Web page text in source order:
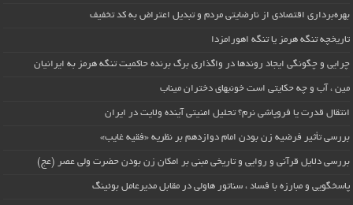
بهره‌برداری اقتصادی از نارضایتی مردم و تبدیل اعتراض به کد تخفیف
تاریخچه تنگه هرمز یا تنگه اهورامزدا
چرایی و چگونگی ایجاد روندها در واگذاری برگ برنده حاکمیت تنگه هرمز به ایرانیان
مین ، آب و چه حکایتی است خونبهای دختران میناب
انتقال قدرت یا فروپاشی نرم؟ تحلیل امنیتی آینده ولایت در ایران
بررسی تأثیر فرضیه زن بودن امام دوازدهم بر نظریه «فقیه غایب»
بررسی دلایل قرآنی و روایی و تاریخی مبنی بر امکان زن بودن حضرت ولی عصر (عج)
پاسخگویی و مبارزه با فساد ، سناتور هاولی در مقابل مدیرعامل بوئینگ